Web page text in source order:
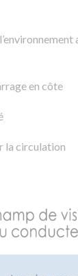
en côte
la circulation